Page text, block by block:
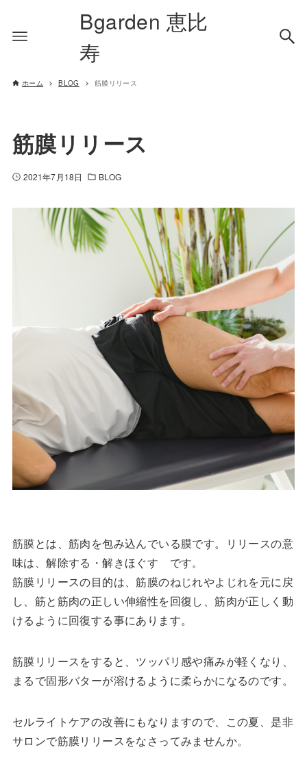
Bgarden 恵比
寿
ホーム BLOG 筋膜リリース
筋膜リリース
2021年7月18日 BLOG
筋膜とは、筋肉を包み込んでいる膜です。リリースの意
味は、解除する・解きほぐす です。
筋膜リリースの目的は、筋膜のねじれやよじれを元に戻
し、筋と筋肉の正しい伸縮性を回復し、筋肉が正しく動
けるように回復する事にあります。
筋膜リリースをすると、ツッパリ感や痛みが軽くなり、
まるで固形バターが溶けるように柔らかになるのです。
セルライトケアの改善にもなりますので、この夏、是非
サロンで筋膜リリースをなさってみませんか。